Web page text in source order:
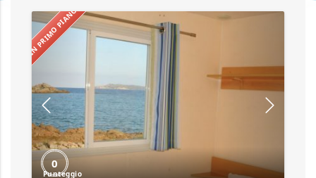
IN PRIMO PIANO
0
Abbatoggia
Village